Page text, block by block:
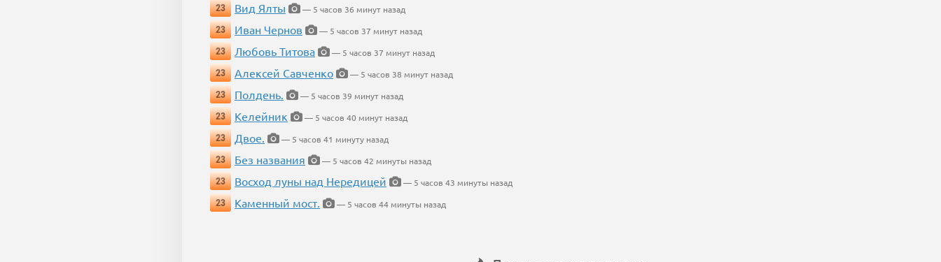
23 Вид Ялты
— 5 часов 36 минут назад
23
Иван Чернов
— 5 часов 37 минут назад
23
Любовь Титова
— 5 часов 37 минут назад
23
Алексей Савченко
— 5 часов 38 минут назад
23
Полдень.
— 5 часов 39 минут назад
23
Келейник
— 5 часов 40 минут назад
23
Двое.
— 5 часов 41 минуту назад
23
Без названия
— 5 часов 42 минуты назад
23
Восход луны над Нередицей
— 5 часов 43 минуты назад
23
Каменный мост. — 5 часов 44 минуты назад